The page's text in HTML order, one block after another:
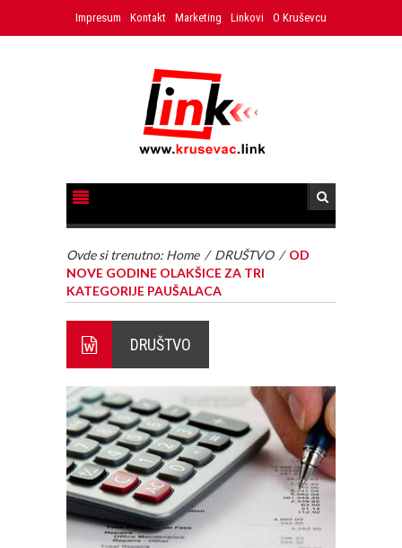
Impresum Kontakt Marketing Linkovi O Kruševcu
Ovde si trenutno: Home / DRUŠTVO / OD
NOVE GODINE OLAKŠICE ZA TRI
KATEGORIJE PAUŠALACA
DRUŠTVO